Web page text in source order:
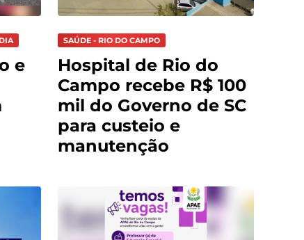
e
SAÚDE - RIO DO CAMPO
Hospital de Rio do
Campo recebe R$ 100
mil do Governo de SC
para custeio e
manutenção